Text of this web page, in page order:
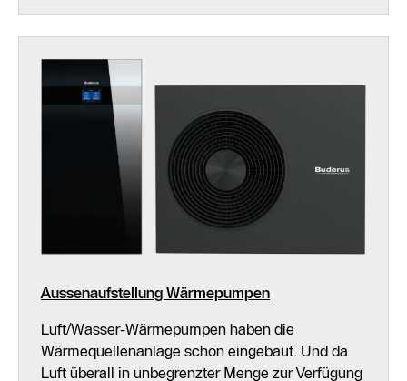
Aussenaufstellung Wärmepumpen
Luft/Wasser-Wärmepumpen haben die
Wärmequellenanlage schon eingebaut. Und da
Luft überall in unbegrenzter Menge zur Verfügung